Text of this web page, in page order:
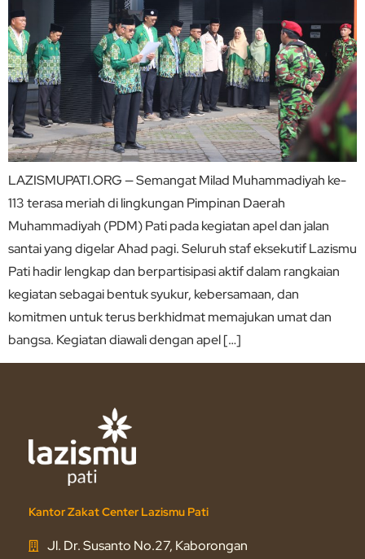
LAZISMUPATI.ORG — Semangat Milad Muhammadiyah ke-
113 terasa meriah di lingkungan Pimpinan Daerah
Muhammadiyah (PDM) Pati pada kegiatan apel dan jalan
santai yang digelar Ahad pagi. Seluruh staf eksekutif Lazismu
Pati hadir lengkap dan berpartisipasi aktif dalam rangkaian
kegiatan sebagai bentuk syukur, kebersamaan, dan
komitmen untuk terus berkhidmat memajukan umat dan
bangsa. Kegiatan diawali dengan apel […]
Kantor Zakat Center Lazismu Pati
Jl. Dr. Susanto No.27, Kaborongan